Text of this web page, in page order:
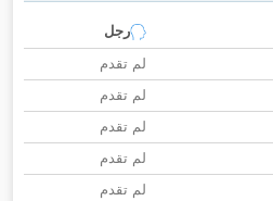
رجل
لم تقدم
لم تقدم
لم تقدم
لم تقدم
لم تقدم